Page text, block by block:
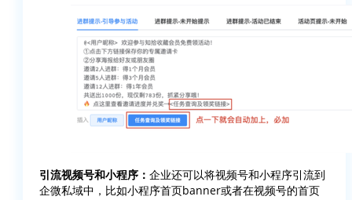
引流视频号和小程序： 企业还可以将视频号和小程序引流到
企微私域中，比如小程序首页banner或者在视频号的首页